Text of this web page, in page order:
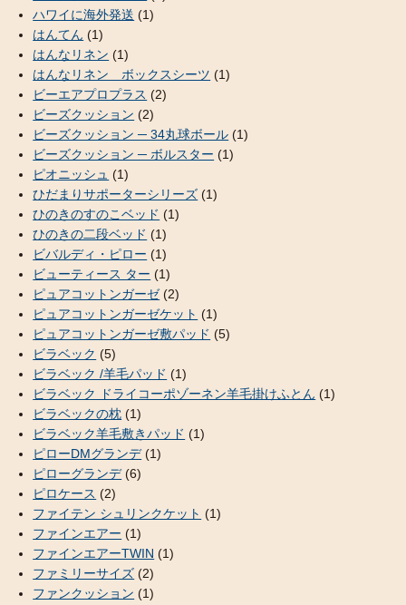
ハワイに海外発送 (1)
はんてん (1)
はんなリネン (1)
はんなリネン ボックスシーツ (1)
ビーエアプロプラス (2)
ビーズクッション (2)
ビーズクッション ─ 34丸球ボール (1)
ビーズクッション ─ ボルスター (1)
ピオニッシュ (1)
ひだまりサポーターシリーズ (1)
ひのきのすのこベッド (1)
ひのきの二段ベッド (1)
ビバルディ・ピロー (1)
ビューティース ター (1)
ピュアコットンガーゼ(2)
ピュアコットンガーゼケット (1)
ピュアコットンガーゼ敷パッド (5)
ビラベック (5)
ビラベック /羊毛パッド (1)
ビラベック ドライコーポゾーネン羊毛掛けふとん (1)
ビラベックの枕 (1)
ビラベック羊毛敷きパッド (1)
ピローDMグランデ(1)
ピローグランデ(6)
ピロケース (2)
ファイテン シュリンクケット (1)
ファインエアー (1)
ファインエアーTWIN (1)
ファミリーサイズ (2)
ファンクッション (1)